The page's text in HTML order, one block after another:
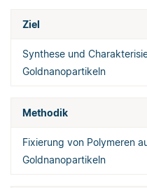
Ziel
Synthese und
Goldnanopartikeln
Methodik
Fixierung von Polymeren
Goldnanopartikeln